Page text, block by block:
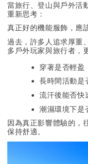
當旅行、登山與戶外活
重新思考：
真正好的機能服飾，應
過去，許多人追求厚重
多戶外玩家與旅行者，
穿著是否輕盈
長時間活動是
流汗後能否快
潮濕環境下是
因為真正影響體驗的，
保持舒適。